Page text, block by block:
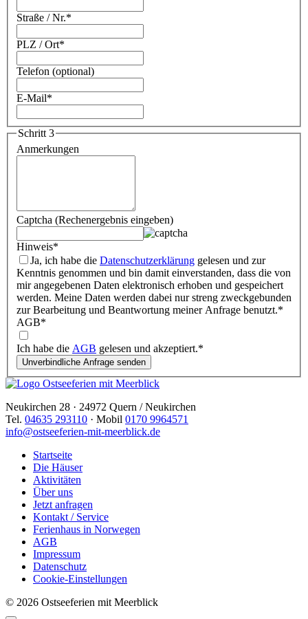
Straße / Nr.*
PLZ / Ort*
Telefon (optional)
E-Mail*
Schritt 3
Anmerkungen
Captcha (Rechenergebnis eingeben)
Hinweis*
Ja, ich habe die Datenschutzerklärung gelesen und zur
Kenntnis genommen und bin damit einverstanden, dass die von
mir angegebenen Daten elektronisch erhoben und gespeichert
werden. Meine Daten werden dabei nur streng zweckgebunden
zur Bearbeitung und Beantwortung meiner Anfrage benutzt.*
AGB*
Ich habe die AGB gelesen und akzeptiert.*
Neukirchen 28 · 24972 Quern / Neukirchen
Tel. 04635 293110 · Mobil 0170 9964571
info@ostseeferien-mit-meerblick.de
Startseite
Die Häuser
Aktivitäten
Über uns
Jetzt anfragen
Kontakt / Service
Ferienhaus in Norwegen
AGB
Impressum
Datenschutz
Cookie-Einstellungen
© 2026 Ostseeferien mit Meerblick